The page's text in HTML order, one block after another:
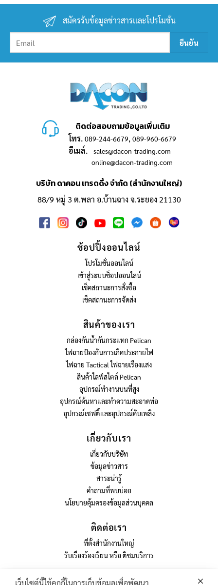
สมัครรับข้อมูลข่าวสารเเละโปรโมชั่น
ติดต่อสอบถามข้อมูลเพิ่มเติม
โทร. 089-244-6679, 089-960-6679
อีเมล์.
sales@dacon-trading.com
online@dacon-trading.com
บริษัท ดาคอน เทรดดิ้ง จำกัด (สำนักงานใหญ่)
88/9 หมู่ 3 ต.พลา อ.บ้านฉาง จ.ระยอง 21130
ช้อปปิ้งออนไลน์
โปรโมชั่นออนไลน์
เข้าสู่ระบบช็อปออนไลน์
เช็คสถานะการสั่งซื้อ
เช็คสถานะการจัดส่ง
สินค้าของเรา
กล่องกันน้ำกันกระแทก Pelican
ไฟฉายป้องกันการเกิดประกายไฟ
ไฟฉาย Tactical ไฟฉายเรืองแสง
สินค้าไลฟ์สไตล์ Pelican
อุปกรณ์ทำงานบนที่สูง
อุปกรณ์ค้นหาและทำความสะอาดท่อ
อุปกรณ์เซฟตี้และอุปกรณ์ดับเพลิง
เกี่ยวกับเรา
เกี่ยวกับบริษัท
ข้อมูลข่าวสาร
สาระน่ารู้
คำถามที่พบบ่อย
นโยบายคุ้มครองข้อมูลส่วนบุคคล
ติดต่อเรา
ที่ตั้งสำนักงานใหญ่
รับเรื่องร้องเรียน หรือ ติชมบริการ
เว็บไซต์นี้ใช้คุกกี้ในการเก็บข้อมูลเพื่อพัฒนา